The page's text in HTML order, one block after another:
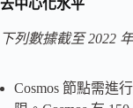
去中心化水平
下列數據截至 2022
Cosmos 節點需進